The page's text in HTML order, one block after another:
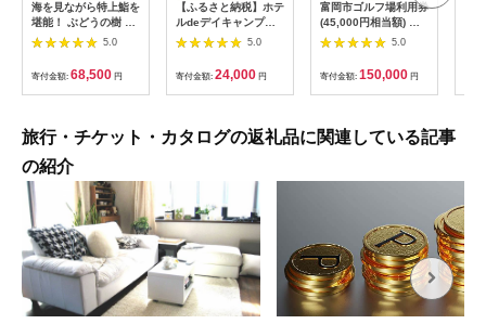
海を見ながら特上鮨を
堪能！ ぶどうの樹 鮨
屋台ペア お食事券 海
鮮 海 屋台 食事 ペア
福岡県 岡垣町
5.0
寄付金額: 68,500 円
【ふるさと納税】ホテ
ルdeデイキャンプ体
験チケット
【1364991】
5.0
寄付金額: 24,000 円
富岡市ゴルフ場利用券
(45,000円相当額) ゴ
ルフ チケット 平日 土
日 祝日 プレー券 関東
群馬県 首都圏 F20E-
382
5.0
寄付金額: 150,000 円
旅行・チケット・カタログの返礼品に関連している記事
の紹介